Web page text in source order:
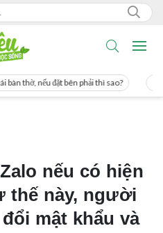
sao? Cách uống nước mía giúp
nếu có hiện
thế này, người
mật khẩu và